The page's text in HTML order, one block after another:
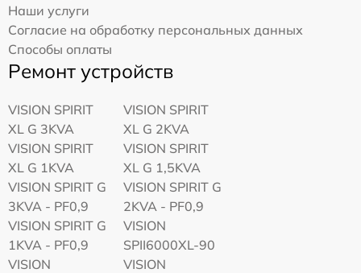
Наши услуги
Согласие на обработку персональных данных
Способы оплаты
Ремонт устройств
VISION SPIRIT
XL G 3KVA
VISION SPIRIT
XL G 2KVA
VISION SPIRIT
XL G 1KVA
VISION SPIRIT
XL G 1,5KVA
VISION SPIRIT G
3KVA - PF0,9
VISION SPIRIT G
2KVA - PF0,9
VISION SPIRIT G
1KVA - PF0,9
VISION
SPII6000XL-90
VISION
VISION